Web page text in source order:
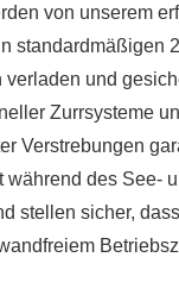
von unserem
standardmäßigen
und
Zurrsysteme
Verstrebungen
während des See-
stellen sicher,